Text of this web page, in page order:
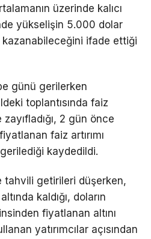
üzerinde kalıcı
yükselişin 5.000 dolar
ifade ettiği
günü gerilerken
toplantısında faiz
zayıfladığı, 2 gün önce
faiz artırımı
gerilediği kaydedildi.
tahvili getirileri düşerken,
kaldığı, doların
fiyatlanan altını
yatırımcılar açısından